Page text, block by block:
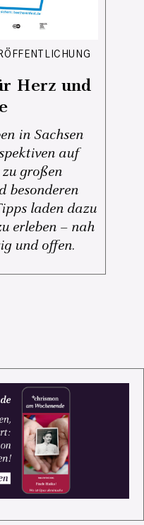
Herz und
in Sachsen
auf
großen
besonderen
laden dazu
erleben – nah
und offen.